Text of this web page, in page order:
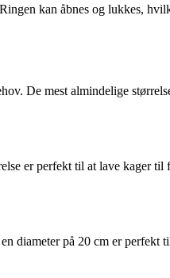
kan åbnes og lukkes,
De mest almindelige
er perfekt til at lave kager
diameter på 20 cm er